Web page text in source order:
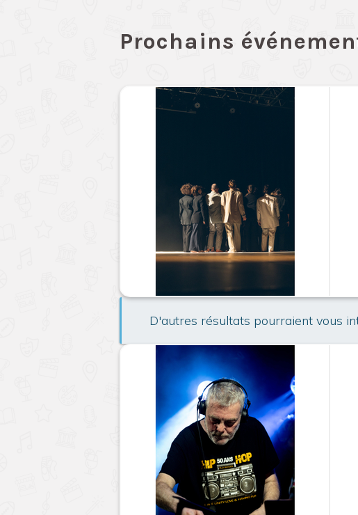
Prochains
D'autres résultats pourraient vous